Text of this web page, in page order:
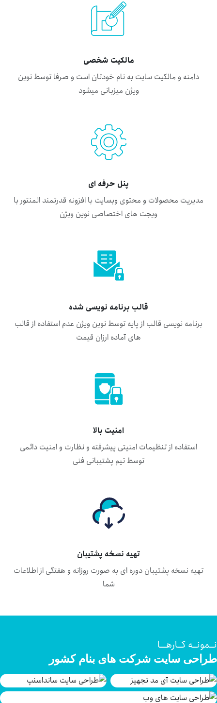
مالکیت شخصی
دامنه و مالکیت سایت به نام خودتان است و صرفا توسط نوین
ویژن میزبانی میشود
پنل حرفه ای
مدیریت محصولات و محتوی وبسایت با افزونه قدرتمند المنتور با
ویجت های اختصاصی نوین ویژن
قالب برنامه نویسی شده
برنامه نویسی قالب از پایه توسط نوین ویژن عدم استفاده از قالب
های آماده ارزان قیمت
امنیت بالا
استفاده از تنظیمات امنیتی پیشرفته و نظارت و امنیت دائمی
توسط تیم پشتیبانی فنی
تهیه نسخه پشتیبان
تهیه نسخه پشتیبان دوره ای به صورت روزانه و هفتگی از اطلاعات
شما
کــارهـــا
سایت شرکت های بنام کشور